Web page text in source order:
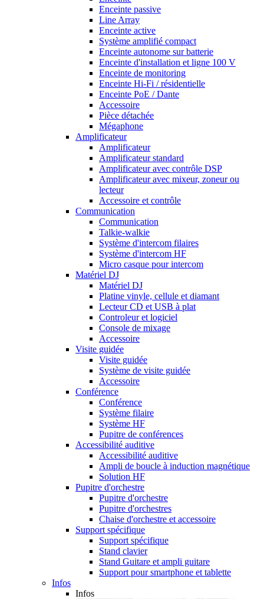
Enceinte passive
Line Array
Enceinte active
Système amplifié compact
Enceinte autonome sur batterie
Enceinte d'installation et ligne 100 V
Enceinte de monitoring
Enceinte Hi-Fi / résidentielle
Enceinte PoE / Dante
Accessoire
Pièce détachée
Mégaphone
Amplificateur
Amplificateur
Amplificateur standard
Amplificateur avec contrôle DSP
Amplificateur avec mixeur, zoneur ou
lecteur
Accessoire et contrôle
Communication
Communication
Talkie-walkie
Système d'intercom filaires
Système d'intercom HF
Micro casque pour intercom
Matériel DJ
Matériel DJ
Platine vinyle, cellule et diamant
Lecteur CD et USB à plat
Controleur et logiciel
Console de mixage
Accessoire
Visite guidée
Visite guidée
Système de visite guidée
Accessoire
Conférence
Conférence
Système filaire
Système HF
Pupitre de conférences
Accessibilité auditive
Accessibilité auditive
Ampli de boucle à induction magnétique
Solution HF
Pupitre d'orchestre
Pupitre d'orchestre
Pupitre d'orchestres
Chaise d'orchestre et accessoire
Support spécifique
Support spécifique
Stand clavier
Stand Guitare et ampli guitare
Support pour smartphone et tablette
Infos
Infos